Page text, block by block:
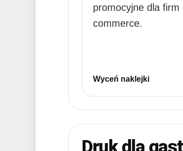
promocyjne dla firm
commerce.
Wyceń naklejki